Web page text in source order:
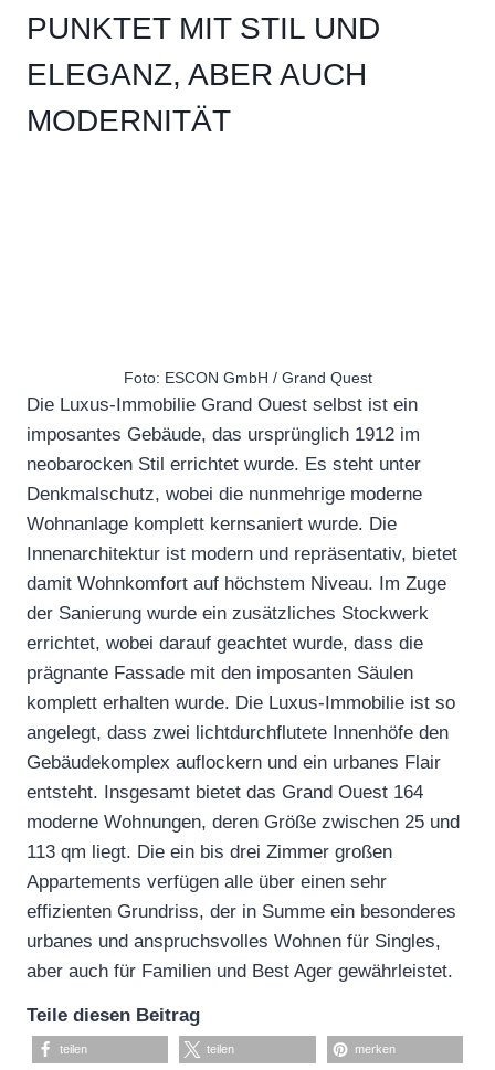
PUNKTET MIT STIL UND
ELEGANZ, ABER AUCH
MODERNITÄT
Foto: ESCON GmbH / Grand Quest
Die Luxus-Immobilie Grand Ouest selbst ist ein
imposantes Gebäude, das ursprünglich 1912 im
neobarocken Stil errichtet wurde. Es steht unter
Denkmalschutz, wobei die nunmehrige moderne
Wohnanlage komplett kernsaniert wurde. Die
Innenarchitektur ist modern und repräsentativ, bietet
damit Wohnkomfort auf höchstem Niveau. Im Zuge
der Sanierung wurde ein zusätzliches Stockwerk
errichtet, wobei darauf geachtet wurde, dass die
prägnante Fassade mit den imposanten Säulen
komplett erhalten wurde. Die Luxus-Immobilie ist so
angelegt, dass zwei lichtdurchflutete Innenhöfe den
Gebäudekomplex auflockern und ein urbanes Flair
entsteht. Insgesamt bietet das Grand Ouest 164
moderne Wohnungen, deren Größe zwischen 25 und
113 qm liegt. Die ein bis drei Zimmer großen
Appartements verfügen alle über einen sehr
effizienten Grundriss, der in Summe ein besonderes
urbanes und anspruchsvolles Wohnen für Singles,
aber auch für Familien und Best Ager gewährleistet.
Teile diesen Beitrag
teilen teilen merken